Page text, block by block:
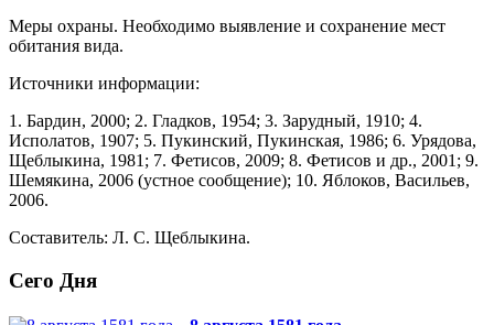
Меры охраны. Необходимо выявление и со­хранение мест
обитания вида.
Источники информации:
1. Бардин, 2000; 2. Гладков, 1954; 3. Зарудный, 1910; 4.
Исполатов, 1907; 5. Пукинский, Пукинская, 1986; 6. Урядова,
Щеблыкина, 1981; 7. Фетисов, 2009; 8. Фети­сов и др., 2001; 9.
Шемякина, 2006 (устное сообщение); 10. Яблоков, Васильев,
2006.
Составитель: Л. С. Щеблыкина.
Сего Дня